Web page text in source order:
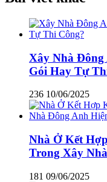
Xây Nhà Đông
Gói Hay Tự
236 10/06/2025
Nhà Ở Kết
Trong Xây
181 09/06/2025